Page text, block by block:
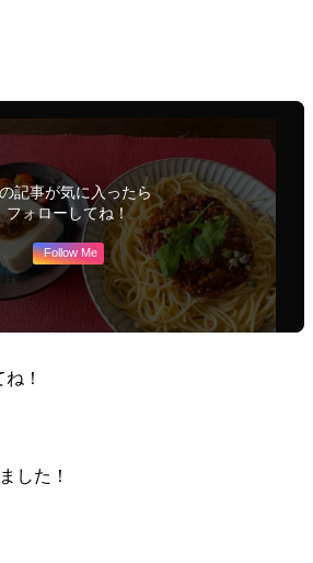
記事が気に入ったら
フォローしてね！
Follow Me
！
した！